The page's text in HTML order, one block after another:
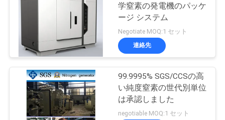
学窒素の発電機のパッケ
ージ システム
Negotiate MOQ:1 セット
連絡先
99.9995% SGS/CCSの高
い純度窒素の世代別単位
は承認しました
negotiable MOQ:1 セット